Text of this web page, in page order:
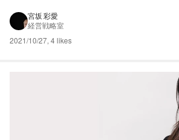
「冷静沈着」「精密な仕事をする」と言われて
職／福岡さん】です！ 私自身も、「冷静沈着」
宮坂 彩愛
経営戦略室
2021/10/27, 4 likes